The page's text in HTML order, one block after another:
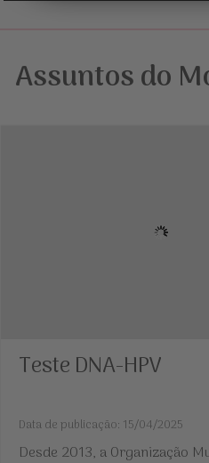
Assuntos do
Teste DNA-HPV
Data de publicação: 15/04/2025
Desde 2013, a Organização